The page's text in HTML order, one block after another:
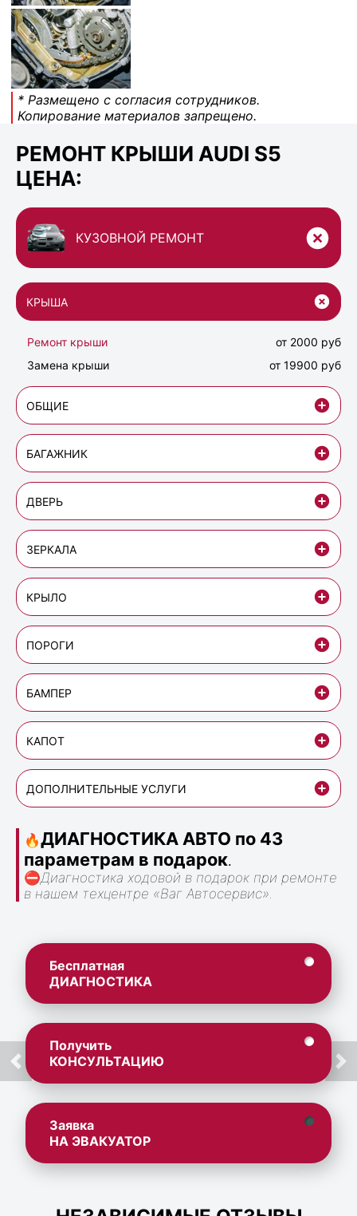
* Размещено с согласия сотрудников.
Копирование материалов запрещено.
РЕМОНТ КРЫШИ AUDI S5
ЦЕНА:
КУЗОВНОЙ РЕМОНТ
КРЫША
Ремонт крыши
от 2000 руб
Замена крыши
от 19900 руб
ОБЩИЕ
БАГАЖНИК
ДВЕРЬ
ЗЕРКАЛА
КРЫЛО
ПОРОГИ
БАМПЕР
КАПОТ
ДОПОЛНИТЕЛЬНЫЕ УСЛУГИ
🔥ДИАГНОСТИКА АВТО по 43
параметрам в подарок.
⛔Диагностика ходовой в подарок при ремонте
в нашем техцентре «Ваг Автосервис».
Бесплатная
ДИАГНОСТИКА
Получить
КОНСУЛЬТАЦИЮ
Заявка
НА ЭВАКУАТОР